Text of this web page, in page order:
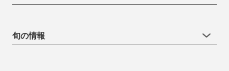
旬の情報